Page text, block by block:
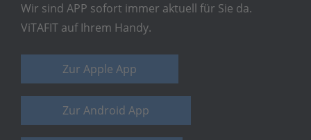
Wir sind APP sofort immer aktuell für Sie da.
ViTAFIT auf Ihrem Handy.
Zur Apple App
Zur Android App